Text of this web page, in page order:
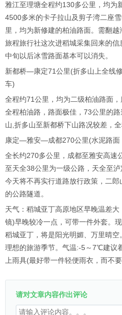
雅江至理塘全程约130多公里，均为
4500多米的卡子拉山及剪子湾二座
里，均为新修建的柏油路面。需翻
旅程旅行社这次进稻城采集回来的
中旬以后冰雪路面基本可以消失。
新都桥―康定71公里(折多山上全线
车)
全程约71公里，均为二级柏油路面
全程柏油路，路面极佳，73公里的
山,折多山至新都桥下山路况较差，全
康定―雅安―成都270公里(水泥路面
全长约270多公里，成都至雅安高速
至天全38公里为一级公路，天全至
今天将不再实行道路放行政策，二
的公路隧道。
天气：稻城亚丁高原地区早晚温差
镜)早晚较冷一点，可带一件外套。
稻城亚丁，将是阳光明媚、万里晴
理想的旅游季节。气温:-5～7℃建议
上雨具(最好带一件轻便雨衣，而不
请对文章内容作出评论